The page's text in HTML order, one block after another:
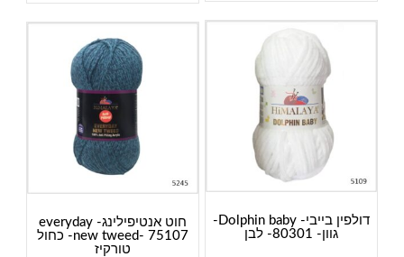
דולפין בייבי- Dolphin baby-
גוון- 80301- לבן
חוט אנטיפילינג- everyday
new tweed- 75107- כחול
טורקיז